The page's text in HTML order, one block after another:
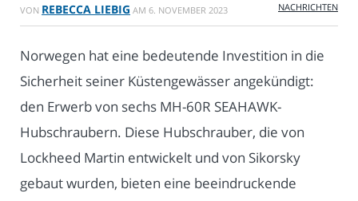
VON REBECCA LIEBIG AM 6. NOVEMBER 2023 NACHRICHTEN
Norwegen hat eine bedeutende Investition in die
Sicherheit seiner Küstengewässer angekündigt:
den Erwerb von sechs MH-60R SEAHAWK-
Hubschraubern. Diese Hubschrauber, die von
Lockheed Martin entwickelt und von Sikorsky
gebaut wurden, bieten eine beeindruckende